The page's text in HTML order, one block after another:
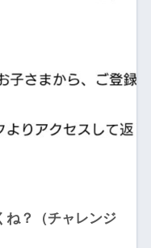
ね？（チャレンジ